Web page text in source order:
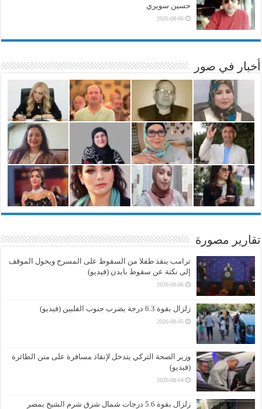
حسين سويري
2026-08-06
أخبار في صور
تقارير مصورة
ترامب ينقذ طفلا من السقوط على المسرح ويحول الموقف
إلى نكتة عن سقوط بايدن (فيديو)
2026-08-06
زلزال بقوة 6.3 درجة يضرب جنوب الفلبين (فيديو)
2026-08-05
وزير الصحة التركي يتدخل لإنقاذ مسافرة على متن الطائرة
(فيديو)
2026-08-04
زلزال بقوة 5.6 درجات شمال شرق شرم الشيخ بمصر